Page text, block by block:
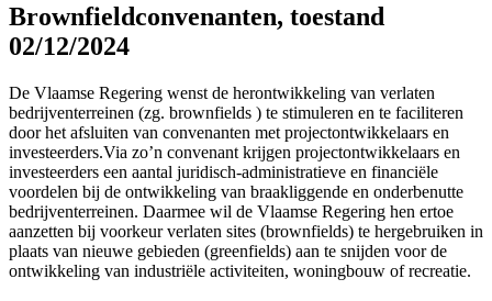
Brownfieldconvenanten, toestand
02/12/2024
De Vlaamse Regering wenst de herontwikkeling van verlaten
bedrijventerreinen (zg. brownfields ) te stimuleren en te faciliteren
door het afsluiten van convenanten met projectontwikkelaars en
investeerders.Via zo’n convenant krijgen projectontwikkelaars en
investeerders een aantal juridisch-administratieve en financiële
voordelen bij de ontwikkeling van braakliggende en onderbenutte
bedrijventerreinen. Daarmee wil de Vlaamse Regering hen ertoe
aanzetten bij voorkeur verlaten sites (brownfields) te hergebruiken in
plaats van nieuwe gebieden (greenfields) aan te snijden voor de
ontwikkeling van industriële activiteiten, woningbouw of recreatie.